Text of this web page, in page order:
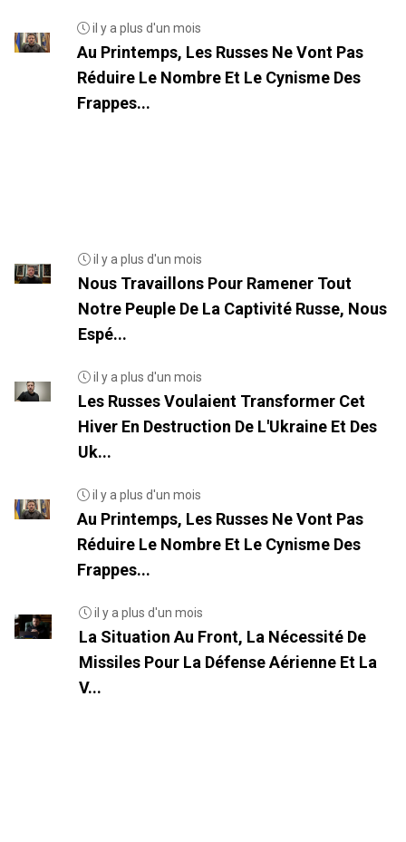
il y a plus d'un mois
Au Printemps, Les Russes Ne Vont Pas
Réduire Le Nombre Et Le Cynisme Des
Frappes...
il y a plus d'un mois
Nous Travaillons Pour Ramener Tout
Notre Peuple De La Captivité Russe, Nous
Espé...
il y a plus d'un mois
Les Russes Voulaient Transformer Cet
Hiver En Destruction De L'Ukraine Et Des
Uk...
il y a plus d'un mois
Au Printemps, Les Russes Ne Vont Pas
Réduire Le Nombre Et Le Cynisme Des
Frappes...
il y a plus d'un mois
La Situation Au Front, La Nécessité De
Missiles Pour La Défense Aérienne Et La
V...